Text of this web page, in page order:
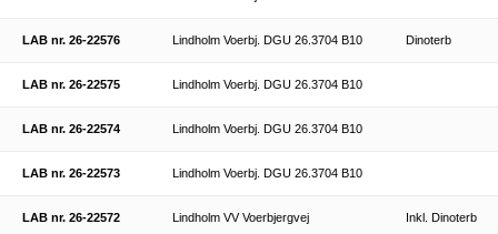
LAB nr. 26-22576 Lindholm Voerbj. DGU 26.3704 B10 Dinoterb
LAB nr. 26-22575 Lindholm Voerbj. DGU 26.3704 B10
LAB nr. 26-22574 Lindholm Voerbj. DGU 26.3704 B10
LAB nr. 26-22573 Lindholm Voerbj. DGU 26.3704 B10
LAB nr. 26-22572 Lindholm VV Voerbjergvej Inkl. Dinoterb